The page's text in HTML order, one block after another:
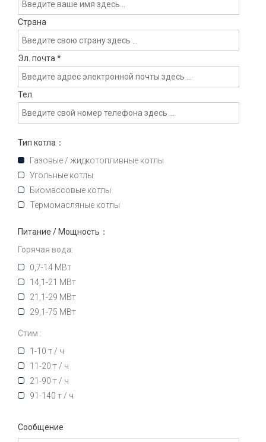
Страна
Эл. почта *
Тел.
Тип котла：
Газовые / жидкотопливные котлы
Угольные котлы
Биомассовые котлы
Термомасляные котлы
Питание / Мощность：
Горячая вода:
0,7-14 МВт
14,1-21 МВт
21,1-29 МВт
29,1-75 МВт
Стим :
1-10 т / ч
11-20 т / ч
21-90 т / ч
91-140 т / ч
Сообщение